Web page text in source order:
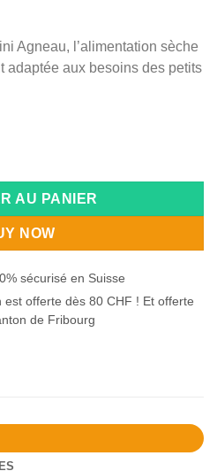
Agneau, l’alimentation sèche
adaptée aux besoins des petits
agneau Mini 700 g
AU PANIER
NOW
sécurisé en Suisse
est offerte dès 80 CHF ! Et offerte
de Fribourg